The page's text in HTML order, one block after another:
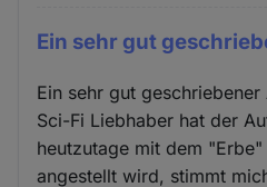
Ein sehr gut
Ein sehr gut
Sci-Fi Liebhaber hat der
heutzutage mit dem
angestellt wird, stimmt